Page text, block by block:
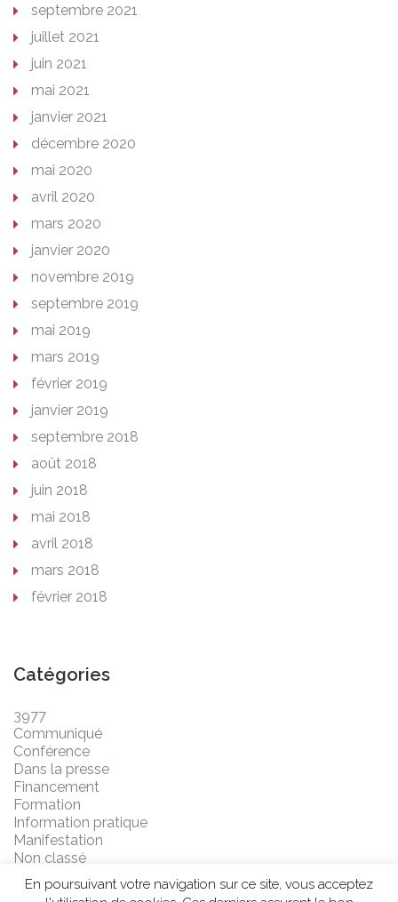
septembre 2021
juillet 2021
juin 2021
mai 2021
janvier 2021
décembre 2020
mai 2020
avril 2020
mars 2020
janvier 2020
novembre 2019
septembre 2019
mai 2019
mars 2019
février 2019
janvier 2019
septembre 2018
août 2018
juin 2018
mai 2018
avril 2018
mars 2018
février 2018
Catégories
3977
Communiqué
Conférence
Dans la presse
Financement
Formation
Information pratique
Manifestation
Non classé
En poursuivant votre navigation sur ce site, vous acceptez